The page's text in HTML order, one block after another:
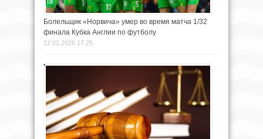
Болельщик «Норвича» умер во время матча 1/32
финала Кубка Англии по футболу
12.01.2026 17:25